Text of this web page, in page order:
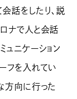
話をしたり、説
ナで人と会話
ュニケーション
フを入れてい
方向に行った